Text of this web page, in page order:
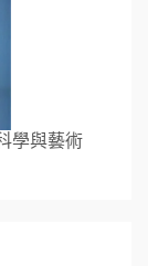
學與藝術